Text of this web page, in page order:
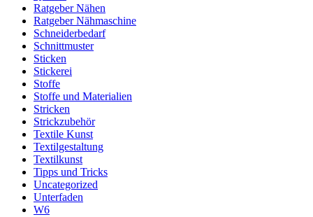
Ratgeber Nähen
Ratgeber Nähmaschine
Schneiderbedarf
Schnittmuster
Sticken
Stickerei
Stoffe
Stoffe und Materialien
Stricken
Strickzubehör
Textile Kunst
Textilgestaltung
Textilkunst
Tipps und Tricks
Uncategorized
Unterfaden
W6